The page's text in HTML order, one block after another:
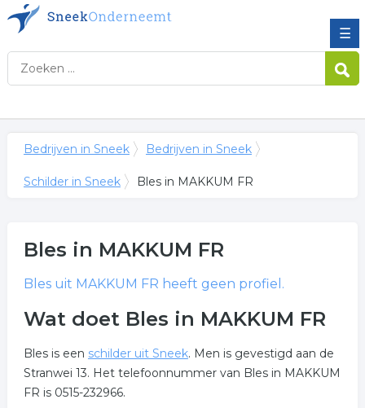
☰
Bedrijven in Sneek Bedrijven in Sneek
Schilder in Sneek Bles in MAKKUM FR
Bles in MAKKUM FR
Blesuit MAKKUM FR heeft geen profiel.
Wat doet Bles in MAKKUM FR
Bles is een schilder uit Sneek. Men is gevestigd aan de
Stranwei 13. Het telefoonnummer van Bles in MAKKUM
FR is 0515-232966.